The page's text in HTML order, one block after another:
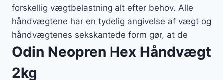
forskellig vægtbelastning alt efter behov. Alle
håndvægtene har en tydelig angivelse af vægt og
håndvægtenes sekskantede form gør, at de
Odin Neopren Hex Håndvægt
2kg